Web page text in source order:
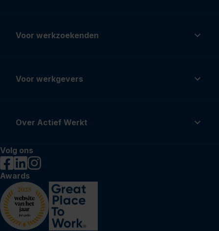
Voor werkzoekenden
Voor werkgevers
Over Actief Werkt
Volg ons
Awards